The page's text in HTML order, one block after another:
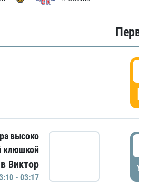
высоко
клюшкой
Виктор
- 03:17